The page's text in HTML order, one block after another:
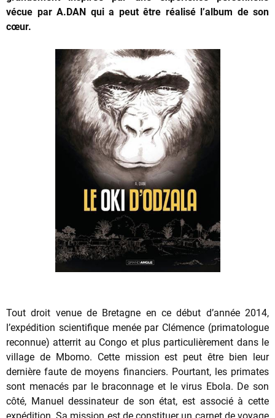
vécue par A.DAN qui a peut être réalisé l’album de son
cœur.
Tout droit venue de Bretagne en ce début d’année 2014,
l’expédition scientifique menée par Clémence (primatologue
reconnue) atterrit au Congo et plus particulièrement dans le
village de Mbomo. Cette mission est peut être bien leur
dernière faute de moyens financiers. Pourtant, les primates
sont menacés par le braconnage et le virus Ebola. De son
côté, Manuel dessinateur de son état, est associé à cette